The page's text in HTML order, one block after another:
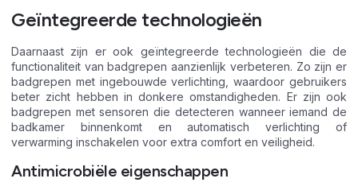
Geïntegreerde technologieën
Daarnaast zijn er ook geïntegreerde technologieën die de
functionaliteit van badgrepen aanzienlijk verbeteren. Zo zijn er
badgrepen met ingebouwde verlichting, waardoor gebruikers
beter zicht hebben in donkere omstandigheden. Er zijn ook
badgrepen met sensoren die detecteren wanneer iemand de
badkamer binnenkomt en automatisch verlichting of
verwarming inschakelen voor extra comfort en veiligheid.
Antimicrobiële eigenschappen